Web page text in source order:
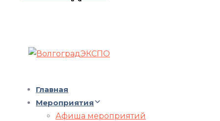
Главная
Мероприятия
Афиша мероприятий